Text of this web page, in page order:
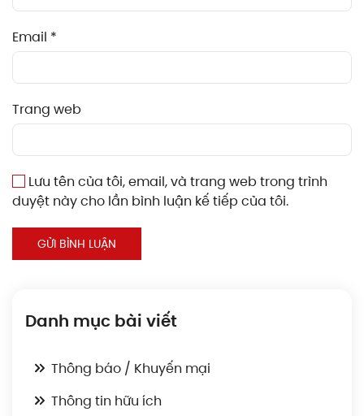
Email *
Trang web
Lưu tên của tôi, email, và trang web trong trình
duyệt này cho lần bình luận kế tiếp của tôi.
GỬI BÌNH LUẬN
Danh mục bài viết
Thông báo / Khuyến mại
Thông tin hữu ích